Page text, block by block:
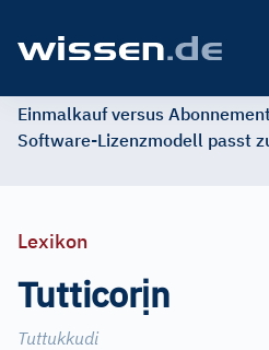
Einmalkauf versus
Software-Lizenzmodell passt
Lexikon
Tutticorịn
Tuttukkudi